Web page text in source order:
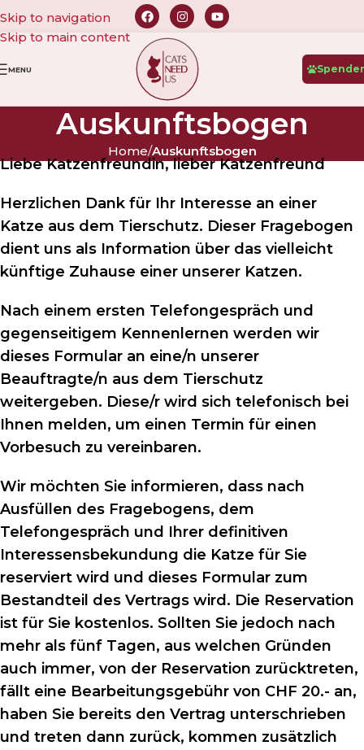
Skip to navigation
Skip to main content
MENU
Auskunftsbogen
Home/Auskunftsbogen
Liebe Katzenfreundin, lieber Katzenfreund
Herzlichen Dank für Ihr Interesse an einer
Katze aus dem Tierschutz. Dieser Fragebogen
dient uns als Information über das vielleicht
künftige Zuhause einer unserer Katzen.
Nach einem ersten Telefongespräch und
gegenseitigem Kennenlernen werden wir
dieses Formular an eine/n unserer
Beauftragte/n aus dem Tierschutz
weitergeben. Diese/r wird sich telefonisch bei
Ihnen melden, um einen Termin für einen
Vorbesuch zu vereinbaren.
Wir möchten Sie informieren, dass nach
Ausfüllen des Fragebogens, dem
Telefongespräch und Ihrer definitiven
Interessensbekundung die Katze für Sie
reserviert wird und dieses Formular zum
Bestandteil des Vertrags wird. Die Reservation
ist für Sie kostenlos. Sollten Sie jedoch nach
mehr als fünf Tagen, aus welchen Gründen
auch immer, von der Reservation zurücktreten,
fällt eine Bearbeitungsgebühr von CHF 20.- an,
haben Sie bereits den Vertrag unterschrieben
und treten dann zurück, kommen zusätzlich